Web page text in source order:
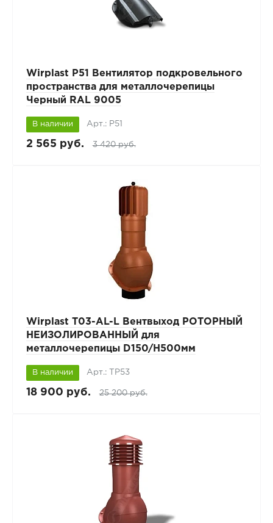
Wirplast P51 Вентилятор подкровельного
пространства для металлочерепицы
Черный RAL 9005
В наличии Арт.: P51
2 565 руб. 3 420 руб.
Wirplast Т03-AL-L Вентвыход РОТОРНЫЙ
НЕИЗОЛИРОВАННЫЙ для
металлочерепицы D150/H500мм
В наличии Арт.: TP53
18 900 руб. 25 200 руб.